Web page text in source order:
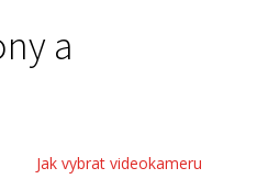
a
Jak vybrat videokameru